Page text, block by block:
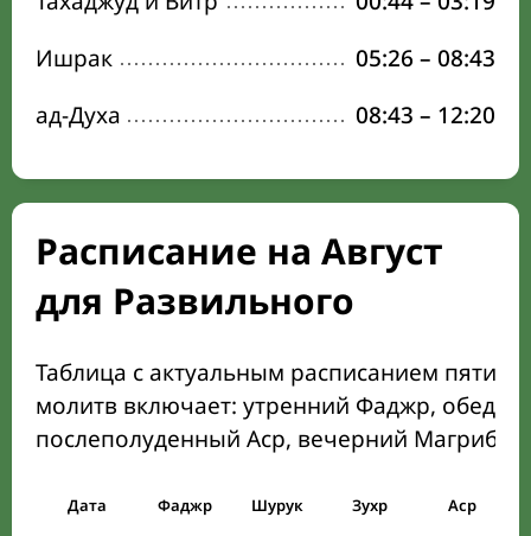
Ишрак
05:26 – 08:43
ад-Духа
08:43 – 12:20
Расписание на Август
для Развильного
Таблица с актуальным расписанием пяти
молитв включает: утренний Фаджр,
послеполуденный Аср, вечерний Магриб
Дата Фаджр Шурук Зухр Аср